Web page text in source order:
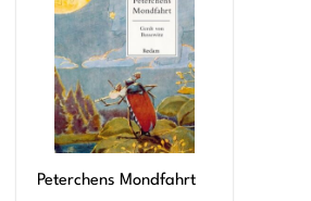
Peterchens Mondfahrt